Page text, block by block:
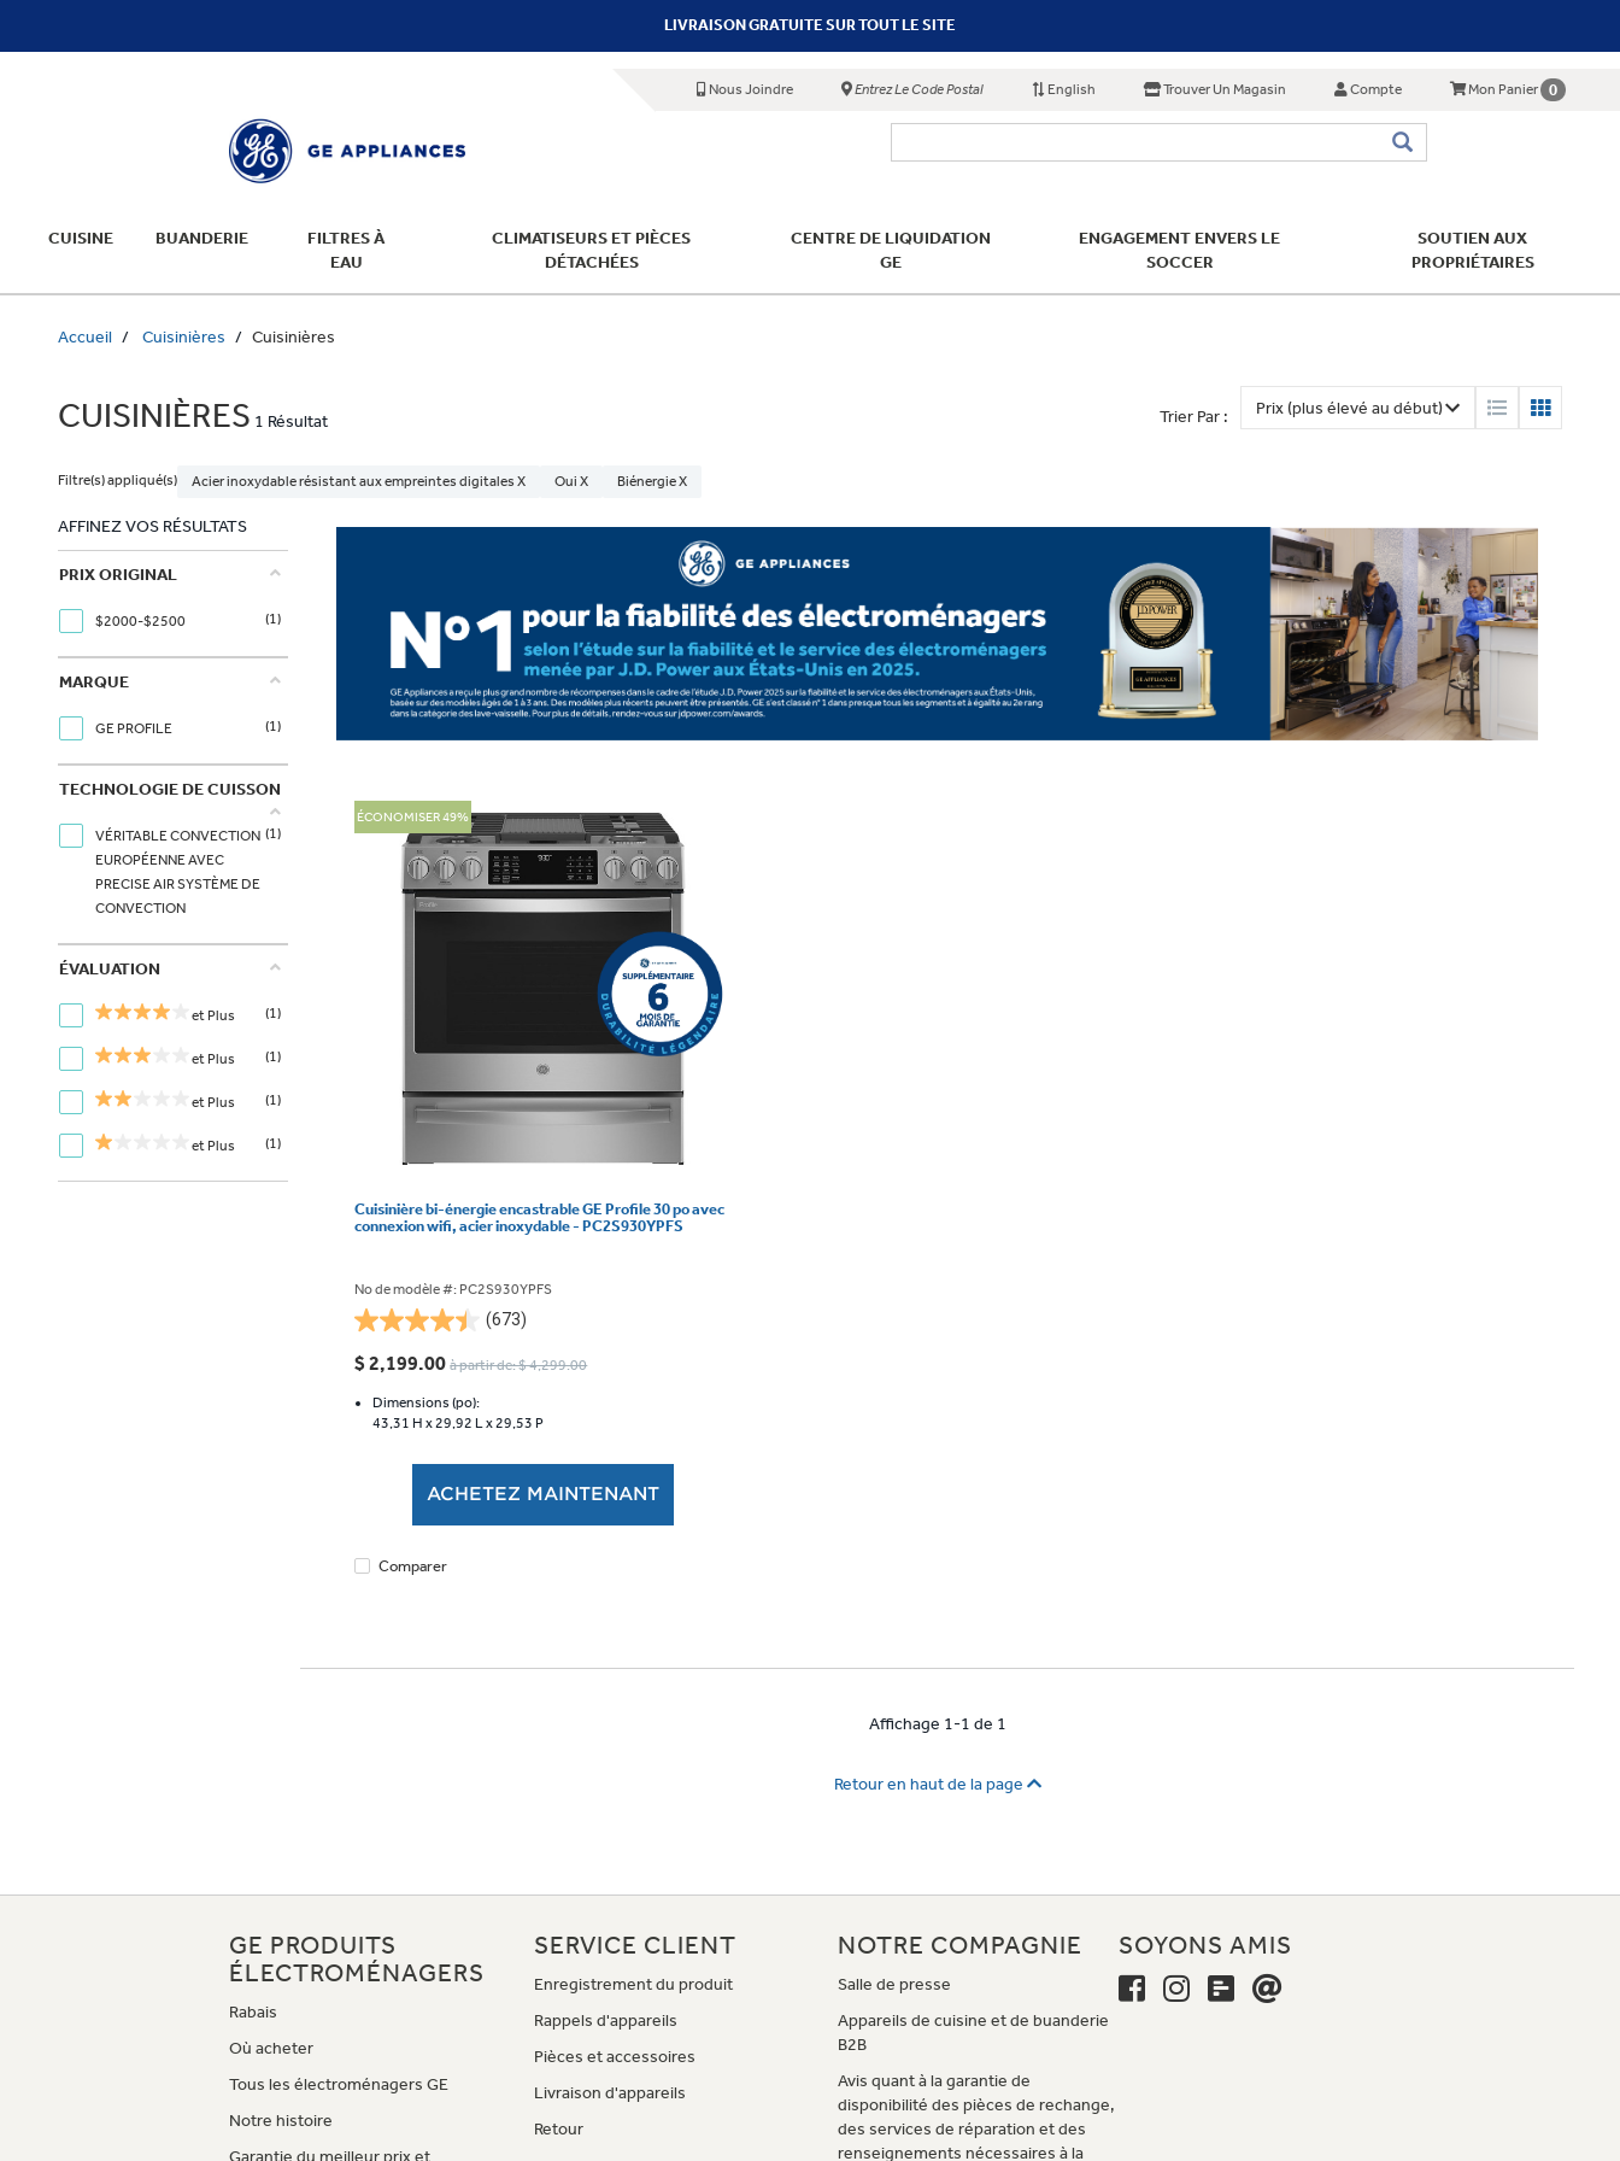
LIVRAISON GRATUITE SUR TOUT LE SITE
Nous Joindre Entrez Le Code Postal English Trouver Un Magasin Compte Mon Panier 0
CUISINE BUANDERIE
FILTRES À
EAU
CLIMATISEURS ET PIÈCES
DÉTACHÉES
CENTRE DE LIQUIDATION
GE
ENGAGEMENT ENVERS LE
SOCCER
SOUTIEN AUX
PROPRIÉTAIRES
Accueil Cuisinières Cuisinières
CUISINIÈRES 1 Résultat Trier Par :
Filtre(s) appliqué(s) Acier inoxydable résistant aux empreintes digitales X Oui X Biénergie X
AFFINEZ VOS RÉSULTATS
PRIX ORIGINAL
$2000-$2500 (1)
MARQUE
GE PROFILE (1)
TECHNOLOGIE DE CUISSON
VÉRITABLE CONVECTION
EUROPÉENNE AVEC
PRECISE AIR SYSTÈME DE
CONVECTION
(1)
ÉVALUATION
et Plus (1)
et Plus (1)
et Plus (1)
et Plus (1)
ÉCONOMISER 49%
Cuisinière bi-énergie encastrable GE Profile 30 po avec
connexion wifi, acier inoxydable - PC2S930YPFS
No de modèle #: PC2S930YPFS
(673)
4.5
étoile(s)
5.
673
$ 2,199.00 à partir de: $ 4,299.00
Dimensions (po):
43,31 H x 29,92 L x 29,53 P
ACHETEZ MAINTENANT
Comparer
Affichage 1-1 de 1
Retour en haut de la page
GE PRODUITS
ÉLECTROMÉNAGERS
Rabais
Où acheter
Tous les électroménagers GE
Notre histoire
Garantie du meilleur prix et
SERVICE CLIENT
Enregistrement du produit
Rappels d'appareils
Pièces et accessoires
Livraison d'appareils
Retour
NOTRE COMPAGNIE
Salle de presse
Appareils de cuisine et de buanderie
B2B
Avis quant à la garantie de
disponibilité des pièces de rechange,
des services de réparation et des
renseignements nécessaires à la
SOYONS AMIS